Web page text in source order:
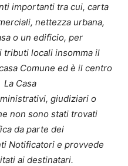
importanti tra cui, carta
nettezza urbana,
o un edificio, per
tributi locali insomma il
Comune ed è il centro
Casa
giudiziari o
non sono stati trovati
da parte dei
Notificatori e provvede
ai destinatari.